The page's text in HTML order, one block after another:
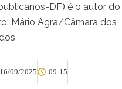
DF) é o autor do
Mário Agra/Câmara dos
16/09/2025 09:15